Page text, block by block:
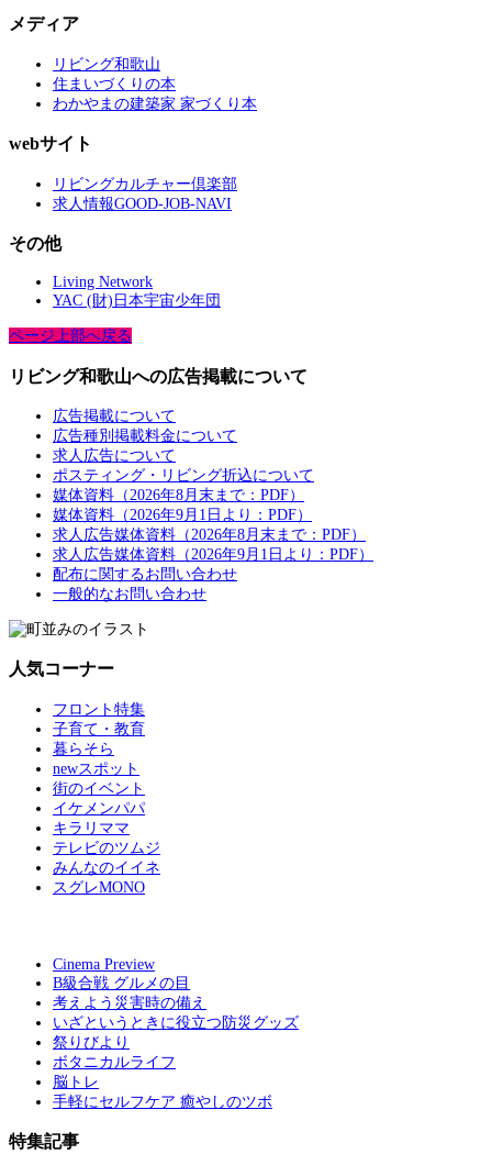
メディア
リビング和歌山
住まいづくりの本
わかやまの建築家 家づくり本
webサイト
リビングカルチャー倶楽部
求人情報GOOD-JOB-NAVI
その他
Living Network
YAC (財)日本宇宙少年団
ページ上部へ戻る
リビング和歌山への広告掲載について
広告掲載について
広告種別掲載料金について
求人広告について
ポスティング・リビング折込について
媒体資料（2026年8月末まで：PDF）
媒体資料（2026年9月1日より：PDF）
求人広告媒体資料（2026年8月末まで：PDF）
求人広告媒体資料（2026年9月1日より：PDF）
配布に関するお問い合わせ
一般的なお問い合わせ
人気コーナー
フロント特集
子育て・教育
暮らそら
newスポット
街のイベント
イケメンパパ
キラリママ
テレビのツムジ
みんなのイイネ
スグレMONO
Cinema Preview
B級合戦 グルメの目
考えよう災害時の備え
いざというときに役立つ防災グッズ
祭りびより
ボタニカルライフ
脳トレ
手軽にセルフケア 癒やしのツボ
特集記事